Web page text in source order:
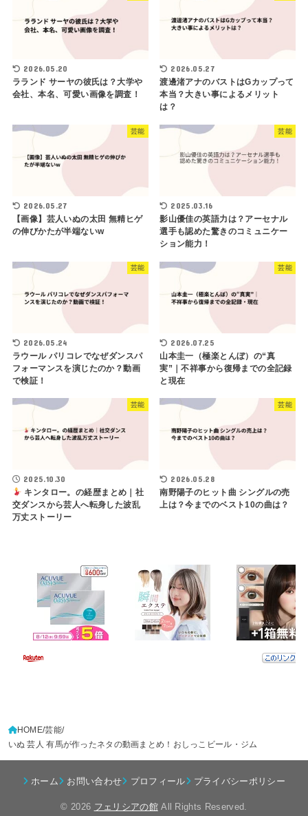
2026.05.20
ラランド サーヤの彼氏は？大学や
会社、本名、可愛い画像を調査！
2026.05.27
渡邊渚アナのバストはGカップって
本当？大きい事によるメリット
は？
芸能
2026.05.27
【画像】芸人いぬの太田 無精ヒゲ
の伸びかたが半端ないw
芸能
2025.03.16
影山優佳の英語力は？アーセナル
選手も認めた驚きのコミュニケー
ション能力！
芸能
2026.05.24
ラウール パリコレでなぜダンスパ
フォーマンスを演じたのか？動画
で検証！
芸能
2026.07.25
山本圭一（極楽とんぼ）の“真
実”｜不祥事から復帰までの全記録
と現在
芸能
2025.10.30
キンタロー。の経歴まとめ｜社
交ダンスから芸人へ転身した波乱
万丈ストーリー
芸能
2026.05.28
南野陽子のヒット曲 シングルの売
上は？今までのベスト10の曲は？
HOME 芸能
いぬ 芸人 有馬が作ったネタの動画まとめ！おしっこビール・ジム
ホーム お問い合わせ プロフィール プライバシーポリシー
© 2026 フェリシアの館All Rights Reserved.